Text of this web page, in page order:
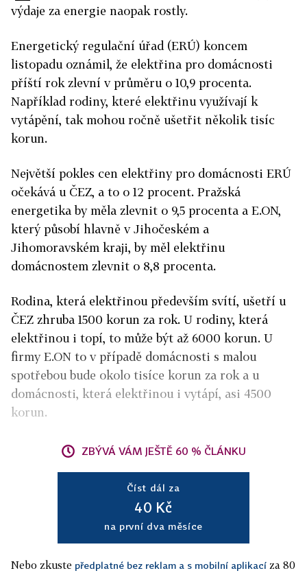
výdaje za energie naopak rostly.
Energetický regulační úřad (ERÚ) koncem
listopadu oznámil, že elektřina pro domácnosti
příští rok zlevní v průměru o 10,9 procenta.
Například rodiny, které elektřinu využívají k
vytápění, tak mohou ročně ušetřit několik tisíc
korun.
Největší pokles cen elektřiny pro domácnosti ERÚ
očekává u ČEZ, a to o 12 procent. Pražská
energetika by měla zlevnit o 9,5 procenta a E.ON,
který působí hlavně v Jihočeském a
Jihomoravském kraji, by měl elektřinu
domácnostem zlevnit o 8,8 procenta.
Rodina, která elektřinou především svítí, ušetří u
ČEZ zhruba 1500 korun za rok. U rodiny, která
elektřinou i topí, to může být až 6000 korun. U
firmy E.ON to v případě domácnosti s malou
spotřebou bude okolo tisíce korun za rok a u
domácnosti, která elektřinou i vytápí, asi 4500
korun.
ZBÝVÁ VÁM JEŠTĚ 60 % ČLÁNKU
Číst dál za
40 Kč
na první dva měsíce
Nebo zkuste předplatné bez reklam a s mobilní aplikací za 80